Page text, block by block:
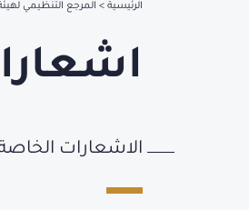
الرئيسية المرجع التنظيمي
الاشعارات الخاصة